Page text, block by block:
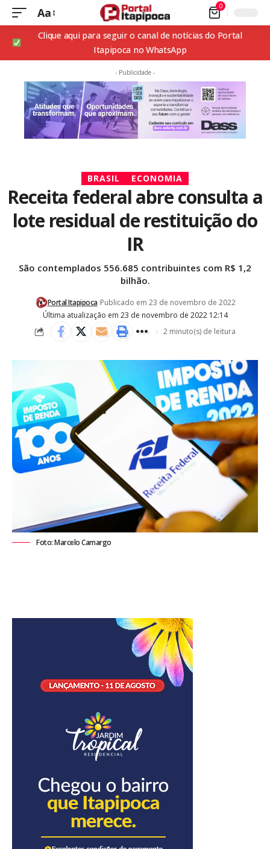
Aa 0
Clique aqui para seguir o canal de notícias do Portal
Itapipoca no WhatsApp
- Publicidade -
BRASIL ECONOMIA
Receita federal abre consulta a
lote residual de restituição do
IR
São contemplados 556.685 contribuintes com R$ 1,2
bilhão.
Última atualização em 23 de novembro de 2022 12:14
Portal Itapipoca Publicado em 23 de novembro de 2022
2 minuto(s) de leitura
Foto: Marcelo Camargo